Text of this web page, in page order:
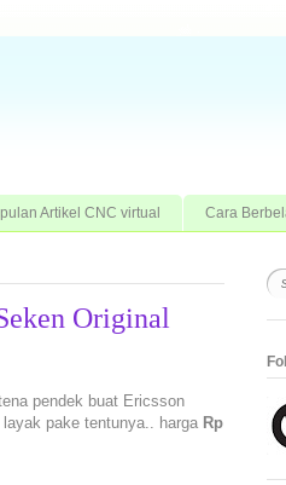
Artikel CNC virtual Cara
Original
pendek buat Ericsson
pake tentunya.. harga Rp